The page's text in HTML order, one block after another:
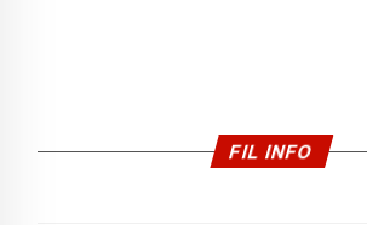
FIL INFO